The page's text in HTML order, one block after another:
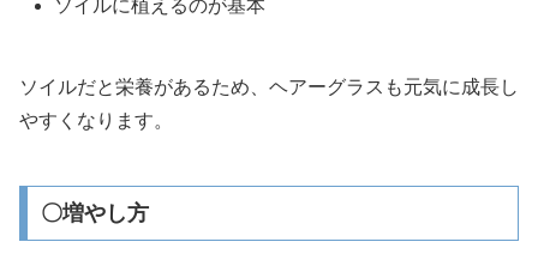
ソイルに植えるのが基本
ソイルだと栄養があるため、ヘアーグラスも元気に成長し
やすくなります。
〇増やし方